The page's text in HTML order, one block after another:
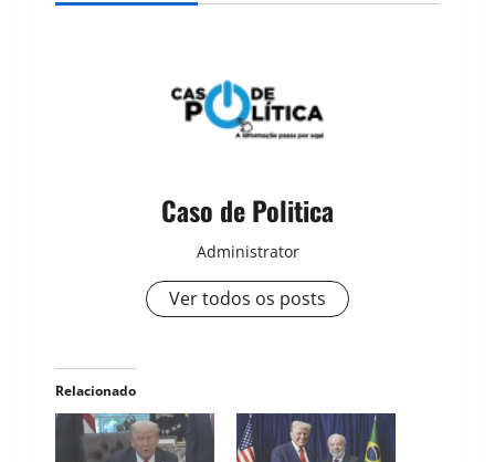
Caso de Politica
Administrator
Ver todos os posts
Relacionado